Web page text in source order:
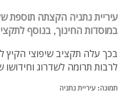
עיריית נתניה הקצתה תוספת
במוסדות החינוך, בנוסף
לרבות תרומה לשדרוג
תמונה: עיריית נתניה